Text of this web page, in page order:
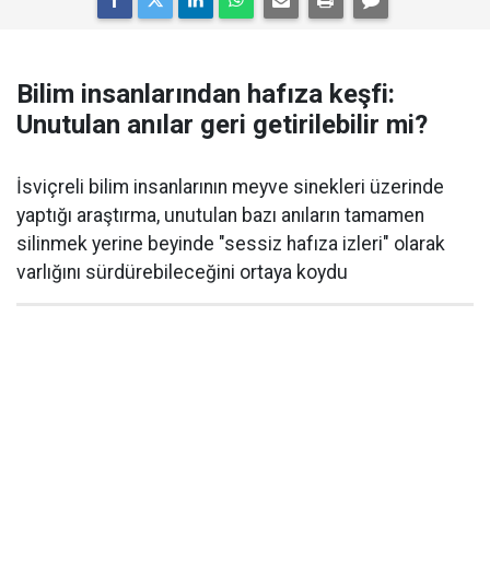
Bilim insanlarından hafıza keşfi:
Unutulan anılar geri getirilebilir mi?
İsviçreli bilim insanlarının meyve sinekleri üzerinde
yaptığı araştırma, unutulan bazı anıların tamamen
silinmek yerine beyinde "sessiz hafıza izleri" olarak
varlığını sürdürebileceğini ortaya koydu